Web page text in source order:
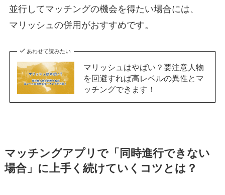
並行してマッチングの機会を得たい場合には、
マリッシュの併用がおすすめです。
あわせて読みたい
マリッシュはやばい？要注意人物
を回避すれば高レベルの異性とマ
ッチングできます！
マッチングアプリで「同時進行できない
場合」に上手く続けていくコツとは？